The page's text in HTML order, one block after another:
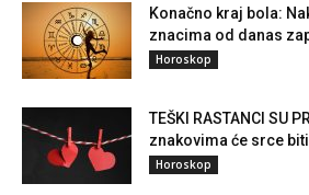
Konačno kraj bola:
znacima od danas
Horoskop
TEŠKI RASTANCI SU
znakovima će srce
Horoskop